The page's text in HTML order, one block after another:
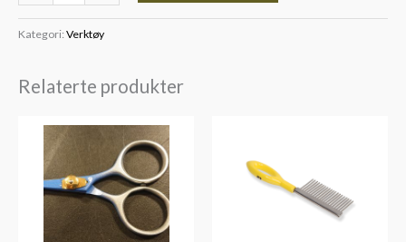
Kategori: Verktøy
Relaterte produkter